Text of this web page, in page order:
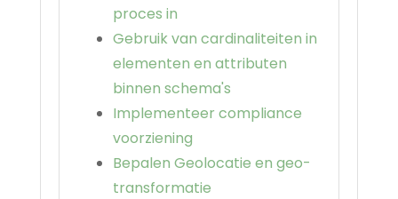
proces in
Gebruik van cardinaliteiten in
elementen en attributen
binnen schema's
Implementeer compliance
voorziening
Bepalen Geolocatie en geo-
transformatie